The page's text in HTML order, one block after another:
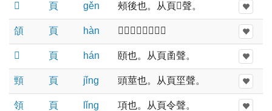
𩓓 頁 ɡěn 頰後也。从頁𥃩聲。
頜 頁 hàn 𩔞也。从頁合聲。
𩔞 頁 hán 頤也。从頁圅聲。
頸 頁 jǐnɡ 頭莖也。从頁坙聲。
領 頁 lǐnɡ 項也。从頁令聲。